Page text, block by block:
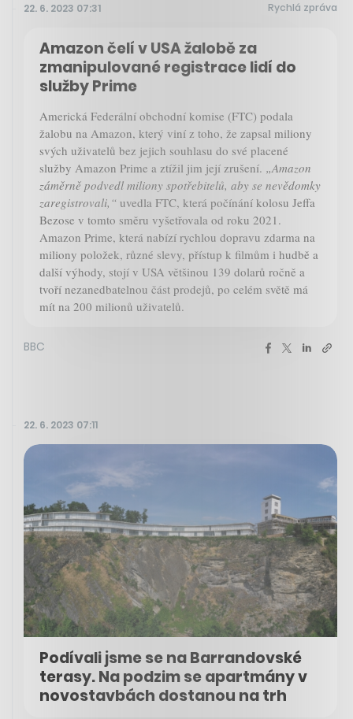
22. 6. 2023 07:31 Rychlá zpráva
Amazon čelí v USA žalobě za
zmanipulované registrace lidí do
služby Prime
Americká Federální obchodní komise (FTC) podala
žalobu na Amazon, který viní z toho, že zapsal miliony
svých uživatelů bez jejich souhlasu do své placené
služby Amazon Prime a ztížil jim její zrušení. „Amazon
záměrně podvedl miliony spotřebitelů, aby se nevědomky
zaregistrovali,“ uvedla FTC, která počínání kolosu Jeffa
Bezose v tomto směru vyšetřovala od roku 2021.
Amazon Prime, která nabízí rychlou dopravu zdarma na
miliony položek, různé slevy, přístup k filmům i hudbě a
další výhody, stojí v USA většinou 139 dolarů ročně a
tvoří nezanedbatelnou část prodejů, po celém světě má
mít na 200 milionů uživatelů.
BBC
22. 6. 2023 07:11
Podívali jsme se na Barrandovské
terasy. Na podzim se apartmány v
novostavbách dostanou na trh